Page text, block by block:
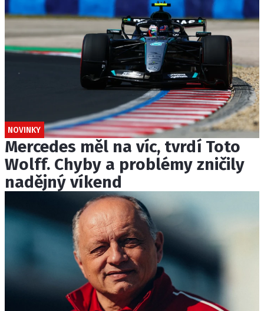
NOVINKY
Mercedes měl na víc, tvrdí Toto
Wolff. Chyby a problémy zničily
nadějný víkend